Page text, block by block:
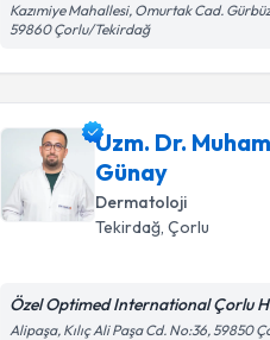
Kazımiye Mahallesi, Omurtak Cad.
59860 Çorlu/Tekirdağ
Uzm. Dr.
Günay
Dermatoloji
Tekirdağ,Çorlu
Özel Optimed International Çorlu
Alipaşa, Kılıç Ali Paşa Cd. No:36, 59850